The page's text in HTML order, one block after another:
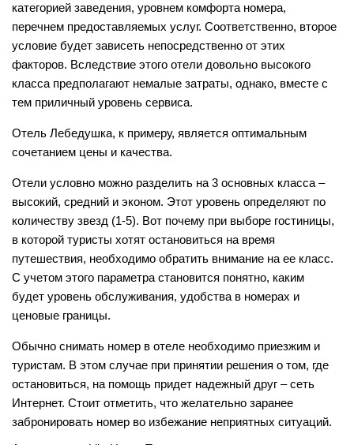
категорией заведения, уровнем комфорта номера,
перечнем предоставляемых услуг. Соответственно, второе
условие будет зависеть непосредственно от этих
факторов. Вследствие этого отели довольно высокого
класса предполагают немалые затраты, однако, вместе с
тем приличный уровень сервиса.
Отель Лебедушка, к примеру, является оптимальным
сочетанием цены и качества.
Отели условно можно разделить на 3 основных класса –
высокий, средний и эконом. Этот уровень определяют по
количеству звезд (1-5). Вот почему при выборе гостиницы,
в которой туристы хотят остановиться на время
путешествия, необходимо обратить внимание на ее класс.
С учетом этого параметра становится понятно, каким
будет уровень обслуживания, удобства в номерах и
ценовые границы.
Обычно снимать номер в отеле необходимо приезжим и
туристам. В этом случае при принятии решения о том, где
остановиться, на помощь придет надежный друг – сеть
Интернет. Стоит отметить, что желательно заранее
забронировать номер во избежание неприятных ситуаций.